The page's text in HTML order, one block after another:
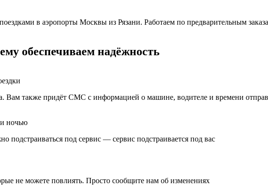
в аэропорты Москвы из Рязани. Работаем по предварительным
обеспечиваем надёжность
Вам также придёт СМС с информацией о машине, водителе и времени
ночью
подстраиваться под сервис — сервис подстраивается под вас
не можете повлиять. Просто сообщите нам об изменениях